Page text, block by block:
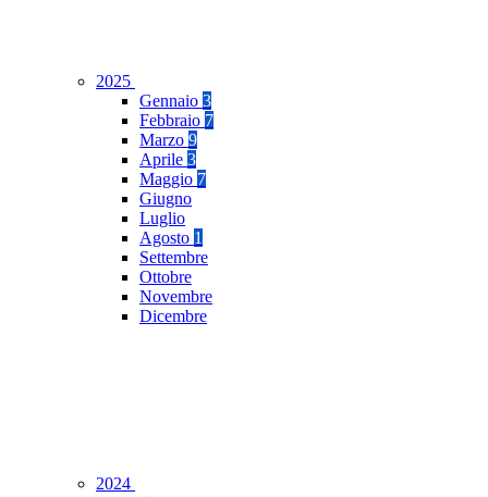
2025
Gennaio 3
Febbraio 7
Marzo 9
Aprile 3
Maggio 7
Giugno
Luglio
Agosto 1
Settembre
Ottobre
Novembre
Dicembre
2024